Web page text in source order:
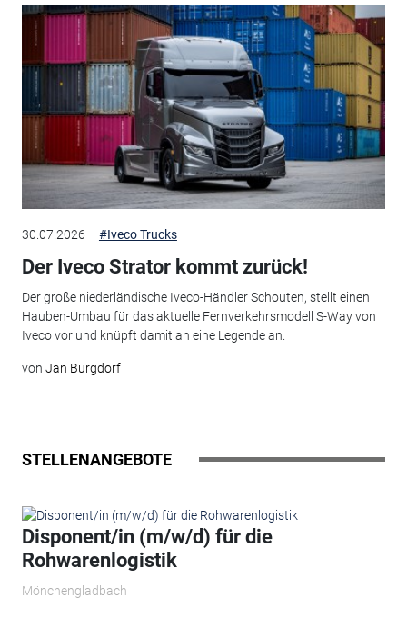
30.07.2026 #Iveco Trucks
Der Iveco Strator kommt zurück!
Der große niederländische Iveco-Händler Schouten, stellt einen
Hauben-Umbau für das aktuelle Fernverkehrsmodell S-Way von
Iveco vor und knüpft damit an eine Legende an.
von Jan Burgdorf
STELLENANGEBOTE
Disponent/in (m/w/d) für die
Rohwarenlogistik
Mönchengladbach